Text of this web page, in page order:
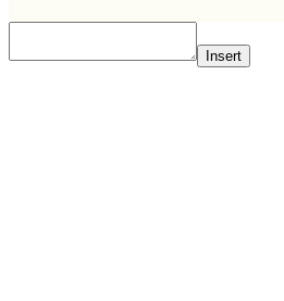
Insert